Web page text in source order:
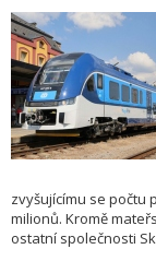
zvyšujícímu se počtu
milionů. Kromě
ostatní společnosti